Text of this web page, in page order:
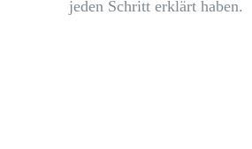
jeden Schritt erklärt haben.